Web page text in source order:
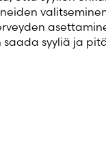
saada syyliä ja